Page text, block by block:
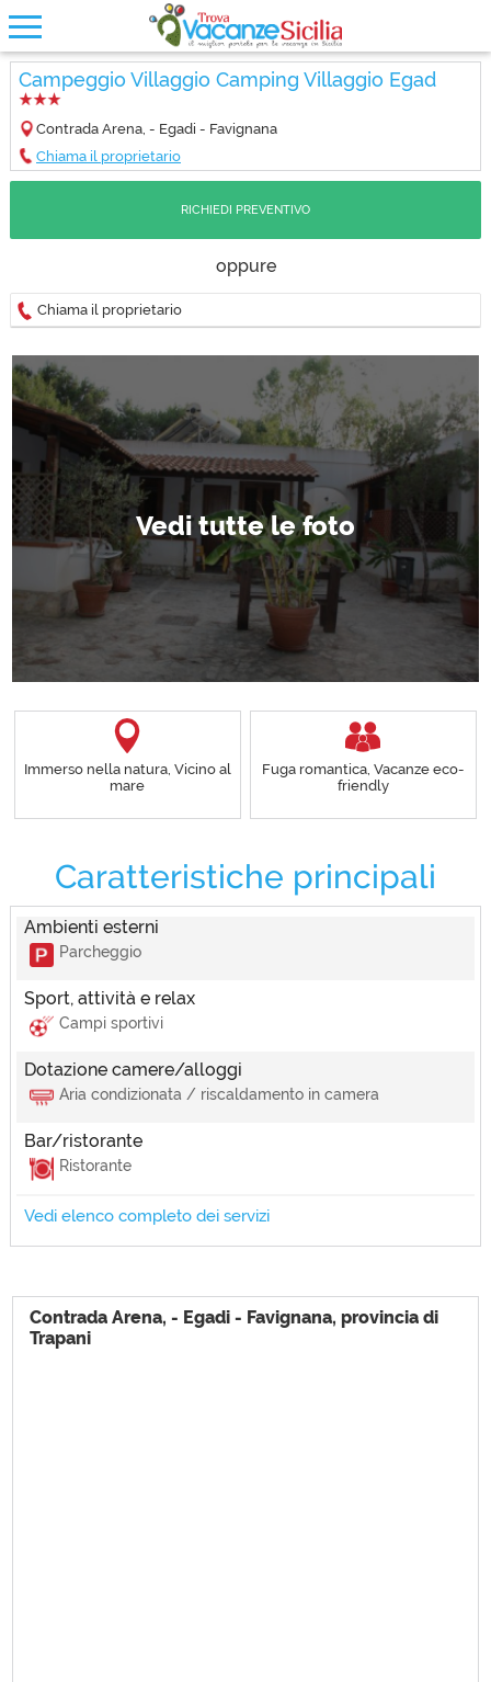
Campeggio Villaggio Camping Villaggio Egad
Contrada Arena, - Egadi - Favignana
Chiama il proprietario
RICHIEDI PREVENTIVO
oppure
Chiama il proprietario
Immerso nella natura, Vicino al
mare
Fuga romantica, Vacanze eco-
friendly
Caratteristiche principali
Ambienti esterni
Parcheggio
Sport, attività e relax
Campi sportivi
Dotazione camere/alloggi
Aria condizionata / riscaldamento in camera
Bar/ristorante
Ristorante
Vedi elenco completo dei servizi
Ideale per
Posizione struttura
Immerso nella natura, Vicino al mare, Vicino parchi/giardini
Contrada Arena, - Egadi - Favignana, provincia di
Trapani